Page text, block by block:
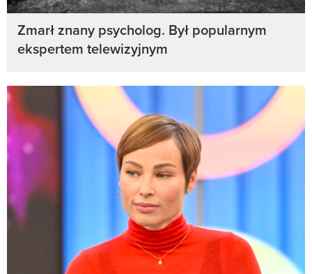
Zmarł znany psycholog. Był popularnym
ekspertem telewizyjnym